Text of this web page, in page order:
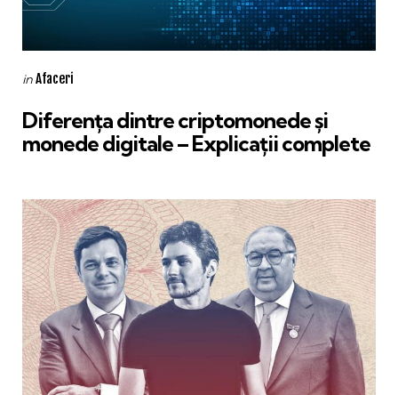
Categories
Posted
inAfaceri
Diferenţa dintre criptomonede şi
monede digitale – Explicaţii complete